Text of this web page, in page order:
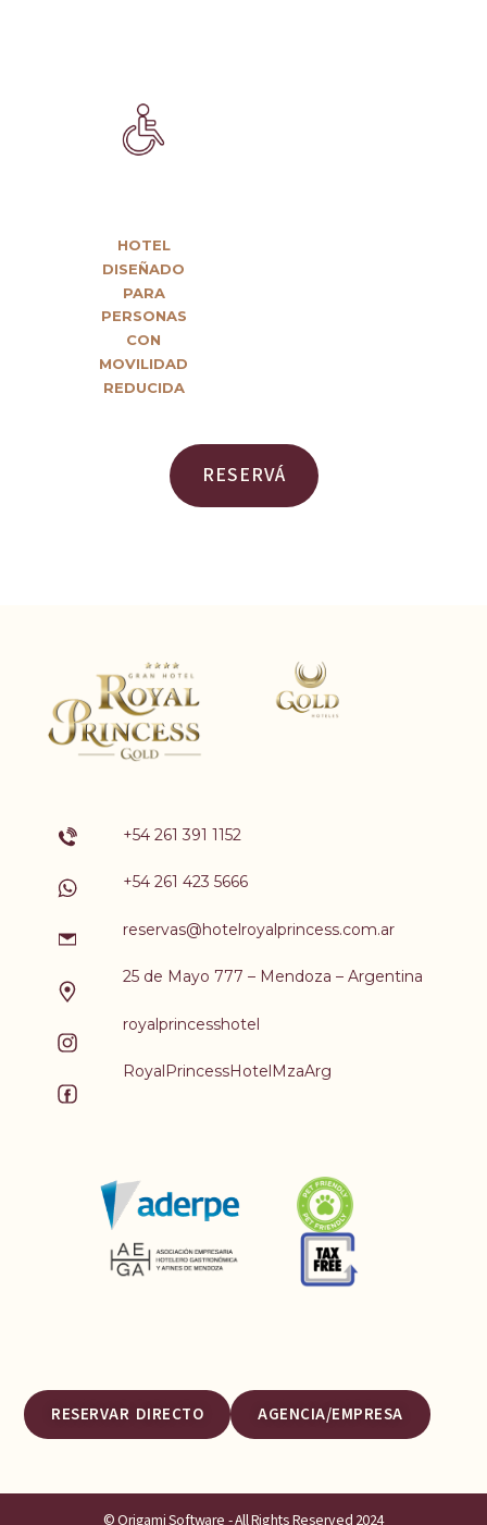
HOTEL
DISEÑADO
PARA
PERSONAS
CON
MOVILIDAD
REDUCIDA
RESERVÁ
+54 261 391 1152
+54 261 423 5666
reservas@hotelroyalprincess.com.ar
25 de Mayo 777 – Mendoza – Argentina
royalprincesshotel
RoyalPrincessHotelMzaArg
RESERVAR DIRECTO AGENCIA/EMPRESA
© Origami Software - All Rights Reserved 2024